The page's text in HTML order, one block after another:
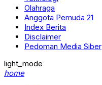
Olahraga
Anggota Pemuda 21
Index Berita
Disclaimer
Pedoman Media Siber
light_mode
home